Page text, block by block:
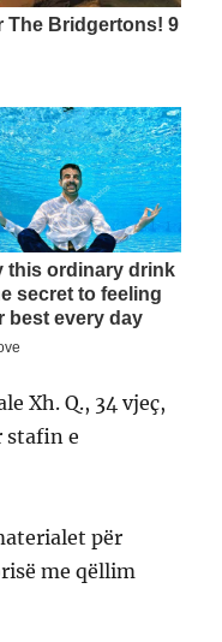
Xh. Q., 34 vjeç,
stafin e
për
me qëllim